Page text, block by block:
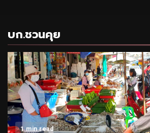
บก.ชวนคุย
1 min read